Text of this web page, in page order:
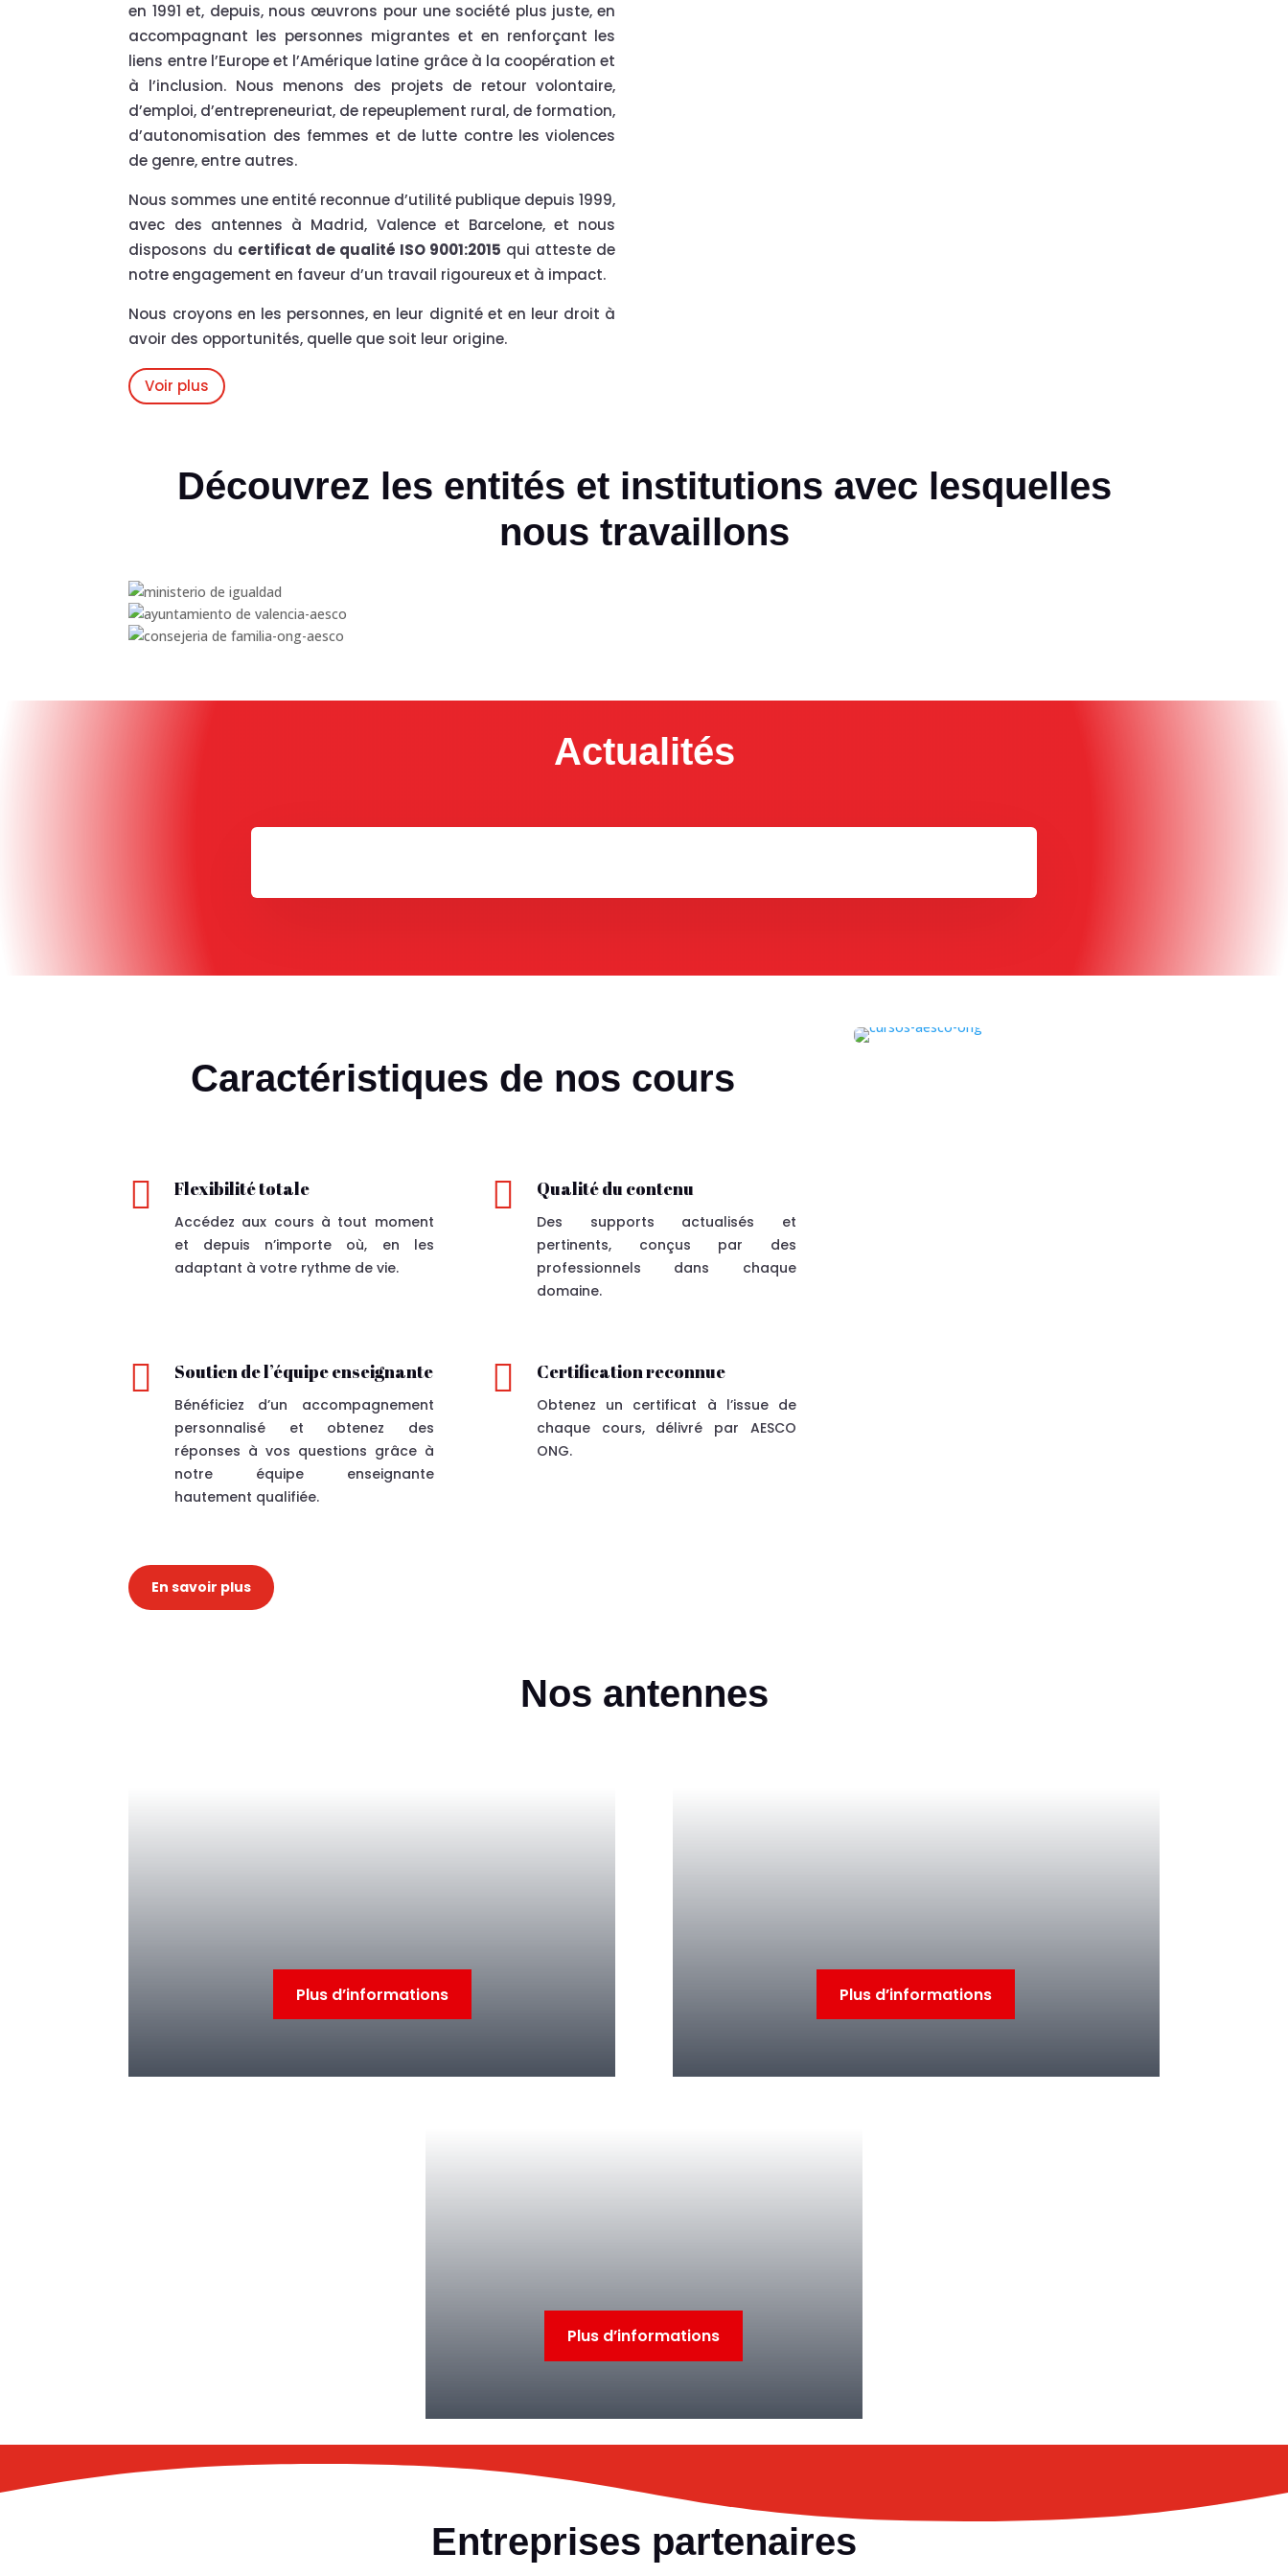
en 1991 et, depuis, nous œuvrons pour une société plus juste, en
accompagnant les personnes migrantes et en renforçant les
liens entre l’Europe et l’Amérique latine grâce à la coopération et
à l’inclusion. Nous menons des projets de retour volontaire,
d’emploi, d’entrepreneuriat, de repeuplement rural, de formation,
d’autonomisation des femmes et de lutte contre les violences
de genre, entre autres.
Nous sommes une entité reconnue d’utilité publique depuis 1999,
avec des antennes à Madrid, Valence et Barcelone, et nous
disposons du certificat de qualité ISO 9001:2015 qui atteste de
notre engagement en faveur d’un travail rigoureux et à impact.
Nous croyons en les personnes, en leur dignité et en leur droit à
avoir des opportunités, quelle que soit leur origine.
Voir plus
Découvrez les entités et institutions avec lesquelles
nous travaillons
Actualités
Caractéristiques de nos cours
 Flexibilité totale
Accédez aux cours à tout moment
et depuis n’importe où, en les
adaptant à votre rythme de vie.
 Qualité du contenu
Des supports actualisés et
pertinents, conçus par des
professionnels dans chaque
domaine.
 Soutien de l’équipe enseignante
Bénéficiez d’un accompagnement
personnalisé et obtenez des
réponses à vos questions grâce à
notre équipe enseignante
hautement qualifiée.
 Certification reconnue
Obtenez un certificat à l’issue de
chaque cours, délivré par AESCO
ONG.
En savoir plus
Nos antennes
Plus d’informations Plus d’informations
Plus d’informations
Entreprises partenaires